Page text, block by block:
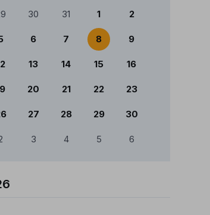
30 31 1 2
6 7 8 9
13 14 15 16
20 21 22 23
27 28 29 30
3 4 5 6